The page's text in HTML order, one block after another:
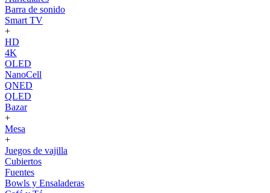
Barra de sonido
Smart TV
+
HD
4K
OLED
NanoCell
QNED
QLED
Bazar
+
Mesa
+
Juegos de vajilla
Cubiertos
Fuentes
Bowls y Ensaladeras